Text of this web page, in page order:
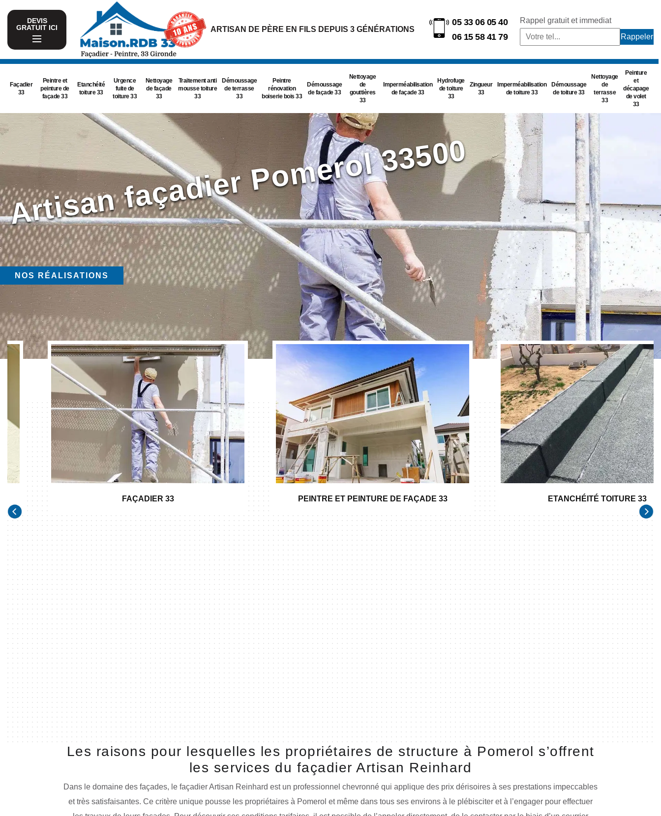
DEVIS
GRATUIT ICI
ARTISAN DE PÈRE EN FILS DEPUIS 3 GÉNÉRATIONS
05 33 06 05 40
06 15 58 41 79
Rappel gratuit et immediat
Façadier
33
Peintre et
peinture de
façade 33
Etanchéité
toiture 33
Urgence
fuite de
toiture 33
Nettoyage
de façade
33
Traitement anti
mousse toiture
33
Démoussage
de terrasse
33
Peintre
rénovation
boiserie bois 33
Démoussage
de façade 33
Nettoyage
de
gouttières
33
Imperméabilisation
de façade 33
Hydrofuge
de toiture
33
Zingueur
33
Imperméabilisation
de toiture 33
Démoussage
de toiture 33
Nettoyage
de
terrasse
33
Peinture
et
décapage
de volet
33
Artisan façadier Pomerol 33500
NOS RÉALISATIONS
FAÇADIER 33 PEINTRE ET PEINTURE DE FAÇADE 33 ETANCHÉITÉ TOITURE 33
Les raisons pour lesquelles les propriétaires de structure à Pomerol s’offrent
les services du façadier Artisan Reinhard
Dans le domaine des façades, le façadier Artisan Reinhard est un professionnel chevronné qui applique des prix dérisoires à ses prestations impeccables
et très satisfaisantes. Ce critère unique pousse les propriétaires à Pomerol et même dans tous ses environs à le plébisciter et à l’engager pour effectuer